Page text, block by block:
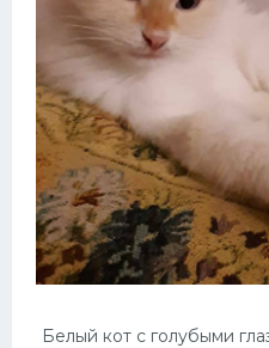
Белый кот с голубыми